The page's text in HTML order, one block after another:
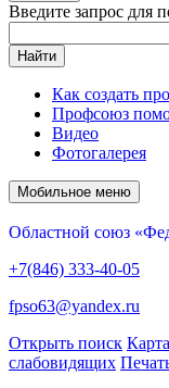
Введите запрос для
Найти
Как создать
Профсоюз
Видео
Фотогалерея
Мобильное меню
Областной союз
+7(846) 333-40-05
fpso63@yandex.ru
Открыть поиск
слабовидящих